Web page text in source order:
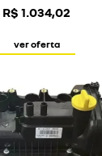
R$ 1.034,02
ver oferta